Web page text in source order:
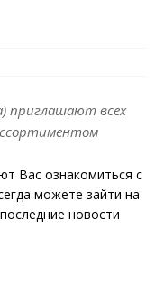
приглашают всех
Вас ознакомиться с
можете зайти на
новости